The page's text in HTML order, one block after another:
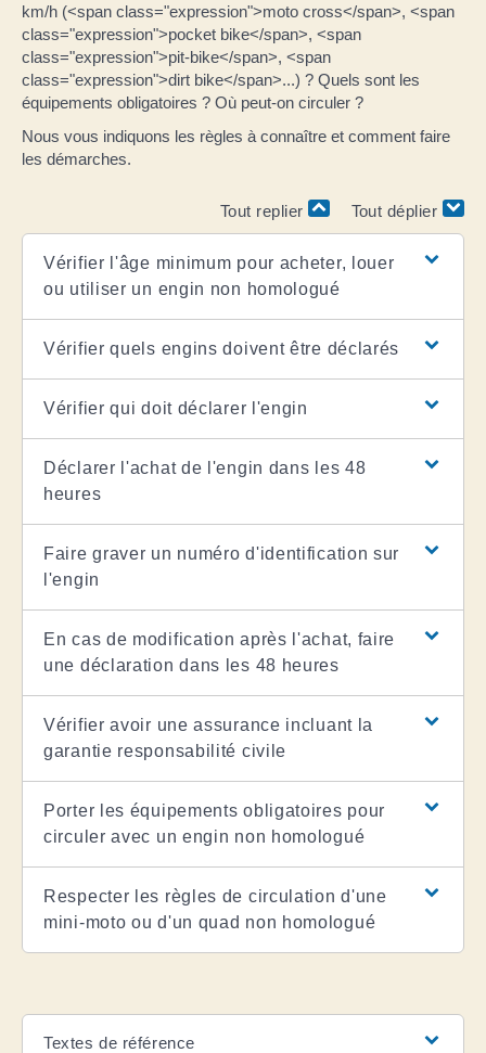
km/h (<span class="expression">moto cross</span>, <span
class="expression">pocket bike</span>, <span
class="expression">pit-bike</span>, <span
class="expression">dirt bike</span>...) ? Quels sont les
équipements obligatoires ? Où peut-on circuler ?
Nous vous indiquons les règles à connaître et comment faire
les démarches.
Tout replier Tout déplier
Vérifier l'âge minimum pour acheter, louer
ou utiliser un engin non homologué
Vérifier quels engins doivent être déclarés
Vérifier qui doit déclarer l'engin
Déclarer l'achat de l'engin dans les 48
heures
Faire graver un numéro d'identification sur
l'engin
En cas de modification après l'achat, faire
une déclaration dans les 48 heures
Vérifier avoir une assurance incluant la
garantie responsabilité civile
Porter les équipements obligatoires pour
circuler avec un engin non homologué
Respecter les règles de circulation d'une
mini-moto ou d'un quad non homologué
Textes de référence